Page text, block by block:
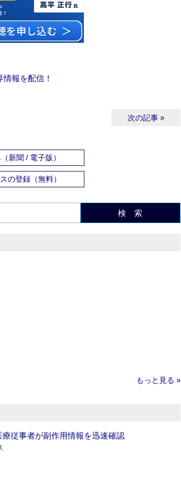
報を配信！
次の記事 »
新聞 / 電子版）
の登録（無料）
検 索
もっと見る »
療従事者が副作用情報を迅速確認